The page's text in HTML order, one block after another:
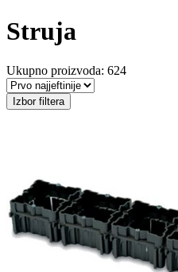
Struja
Ukupno proizvoda: 624
Izbor filtera